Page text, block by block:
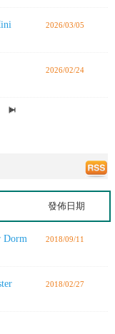
2026/03/05
2026/02/24
發佈日期
Dorm
2018/09/11
2018/02/27